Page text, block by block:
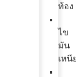
ท้อง
ไข
มัน
เหนี